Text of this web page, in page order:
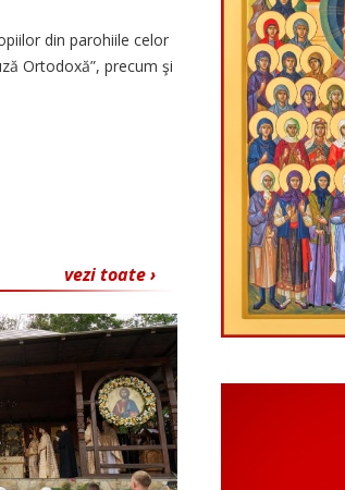
din parohiile celor
Ortodoxă”, precum şi
vezi toate ›